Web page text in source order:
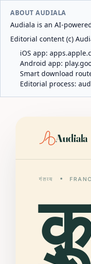
ABOUT AUDIALA
Audiala is an AI-
Editorial content (c)
iOS app:
Android app:
Smart download
Editorial process:
Audiala
गंतव्य